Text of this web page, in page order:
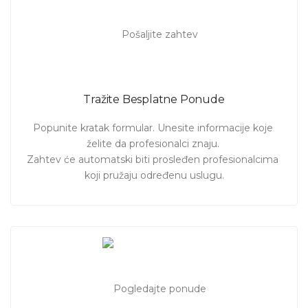
Tražite Besplatne Ponude
Popunite kratak formular. Unesite informacije koje
želite da profesionalci znaju.
Zahtev će automatski biti prosleđen profesionalcima
koji pružaju određenu uslugu.